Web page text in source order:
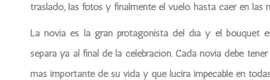
traslado, las fotos y finalmente el vuelo hasta caer en las
La novia es la gran protagonista del día y el bouquet
separa ya al final de la celebración. Cada novia debe
más importante de su vida y que lucirá impecable en